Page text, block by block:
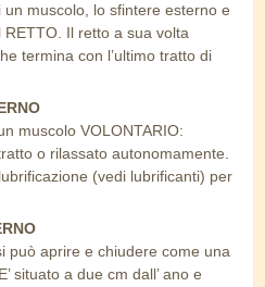
un muscolo, lo sfintere esterno e
RETTO. Il retto a sua volta
termina con l’ultimo tratto di
muscolo VOLONTARIO:
o rilassato autonomamente.
(vedi lubrificanti) per
può aprire e chiudere come una
situato a due cm dall’ ano e